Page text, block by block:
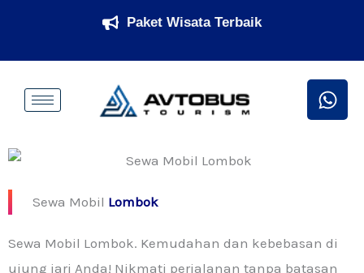
content
Paket Wisata Terbaik
W
h
Sewa Mobil Lombok
Sewa Mobil Lombok. Kemudahan dan kebebasan di
ujung jari Anda! Nikmati perjalanan tanpa batasan